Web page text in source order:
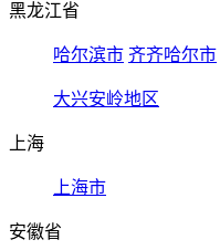
黑龙江省
哈尔滨市 齐齐哈尔市
大兴安岭地区
上海
上海市
安徽省